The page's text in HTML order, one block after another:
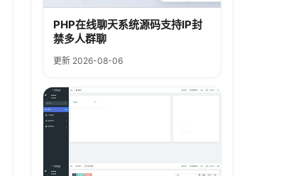
PHP在线聊天系统源码支持IP封
禁多人群聊
更新 2026-08-06